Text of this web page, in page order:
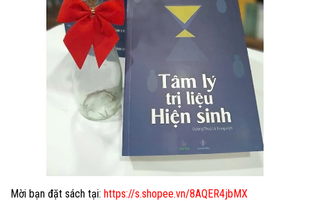
Mời bạn đặt sách tại: https://s.shopee.vn/8AQER4jbMX